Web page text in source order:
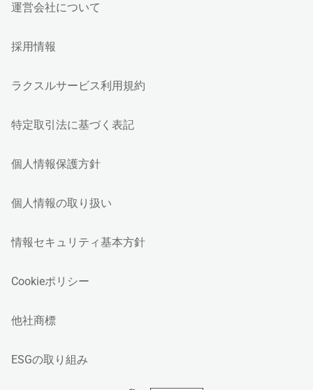
運営会社について
採用情報
ラクスルサービス利用規約
特定取引法に基づく表記
個人情報保護方針
個人情報の取り扱い
情報セキュリティ基本方針
Cookieポリシー
他社商標
ESGの取り組み